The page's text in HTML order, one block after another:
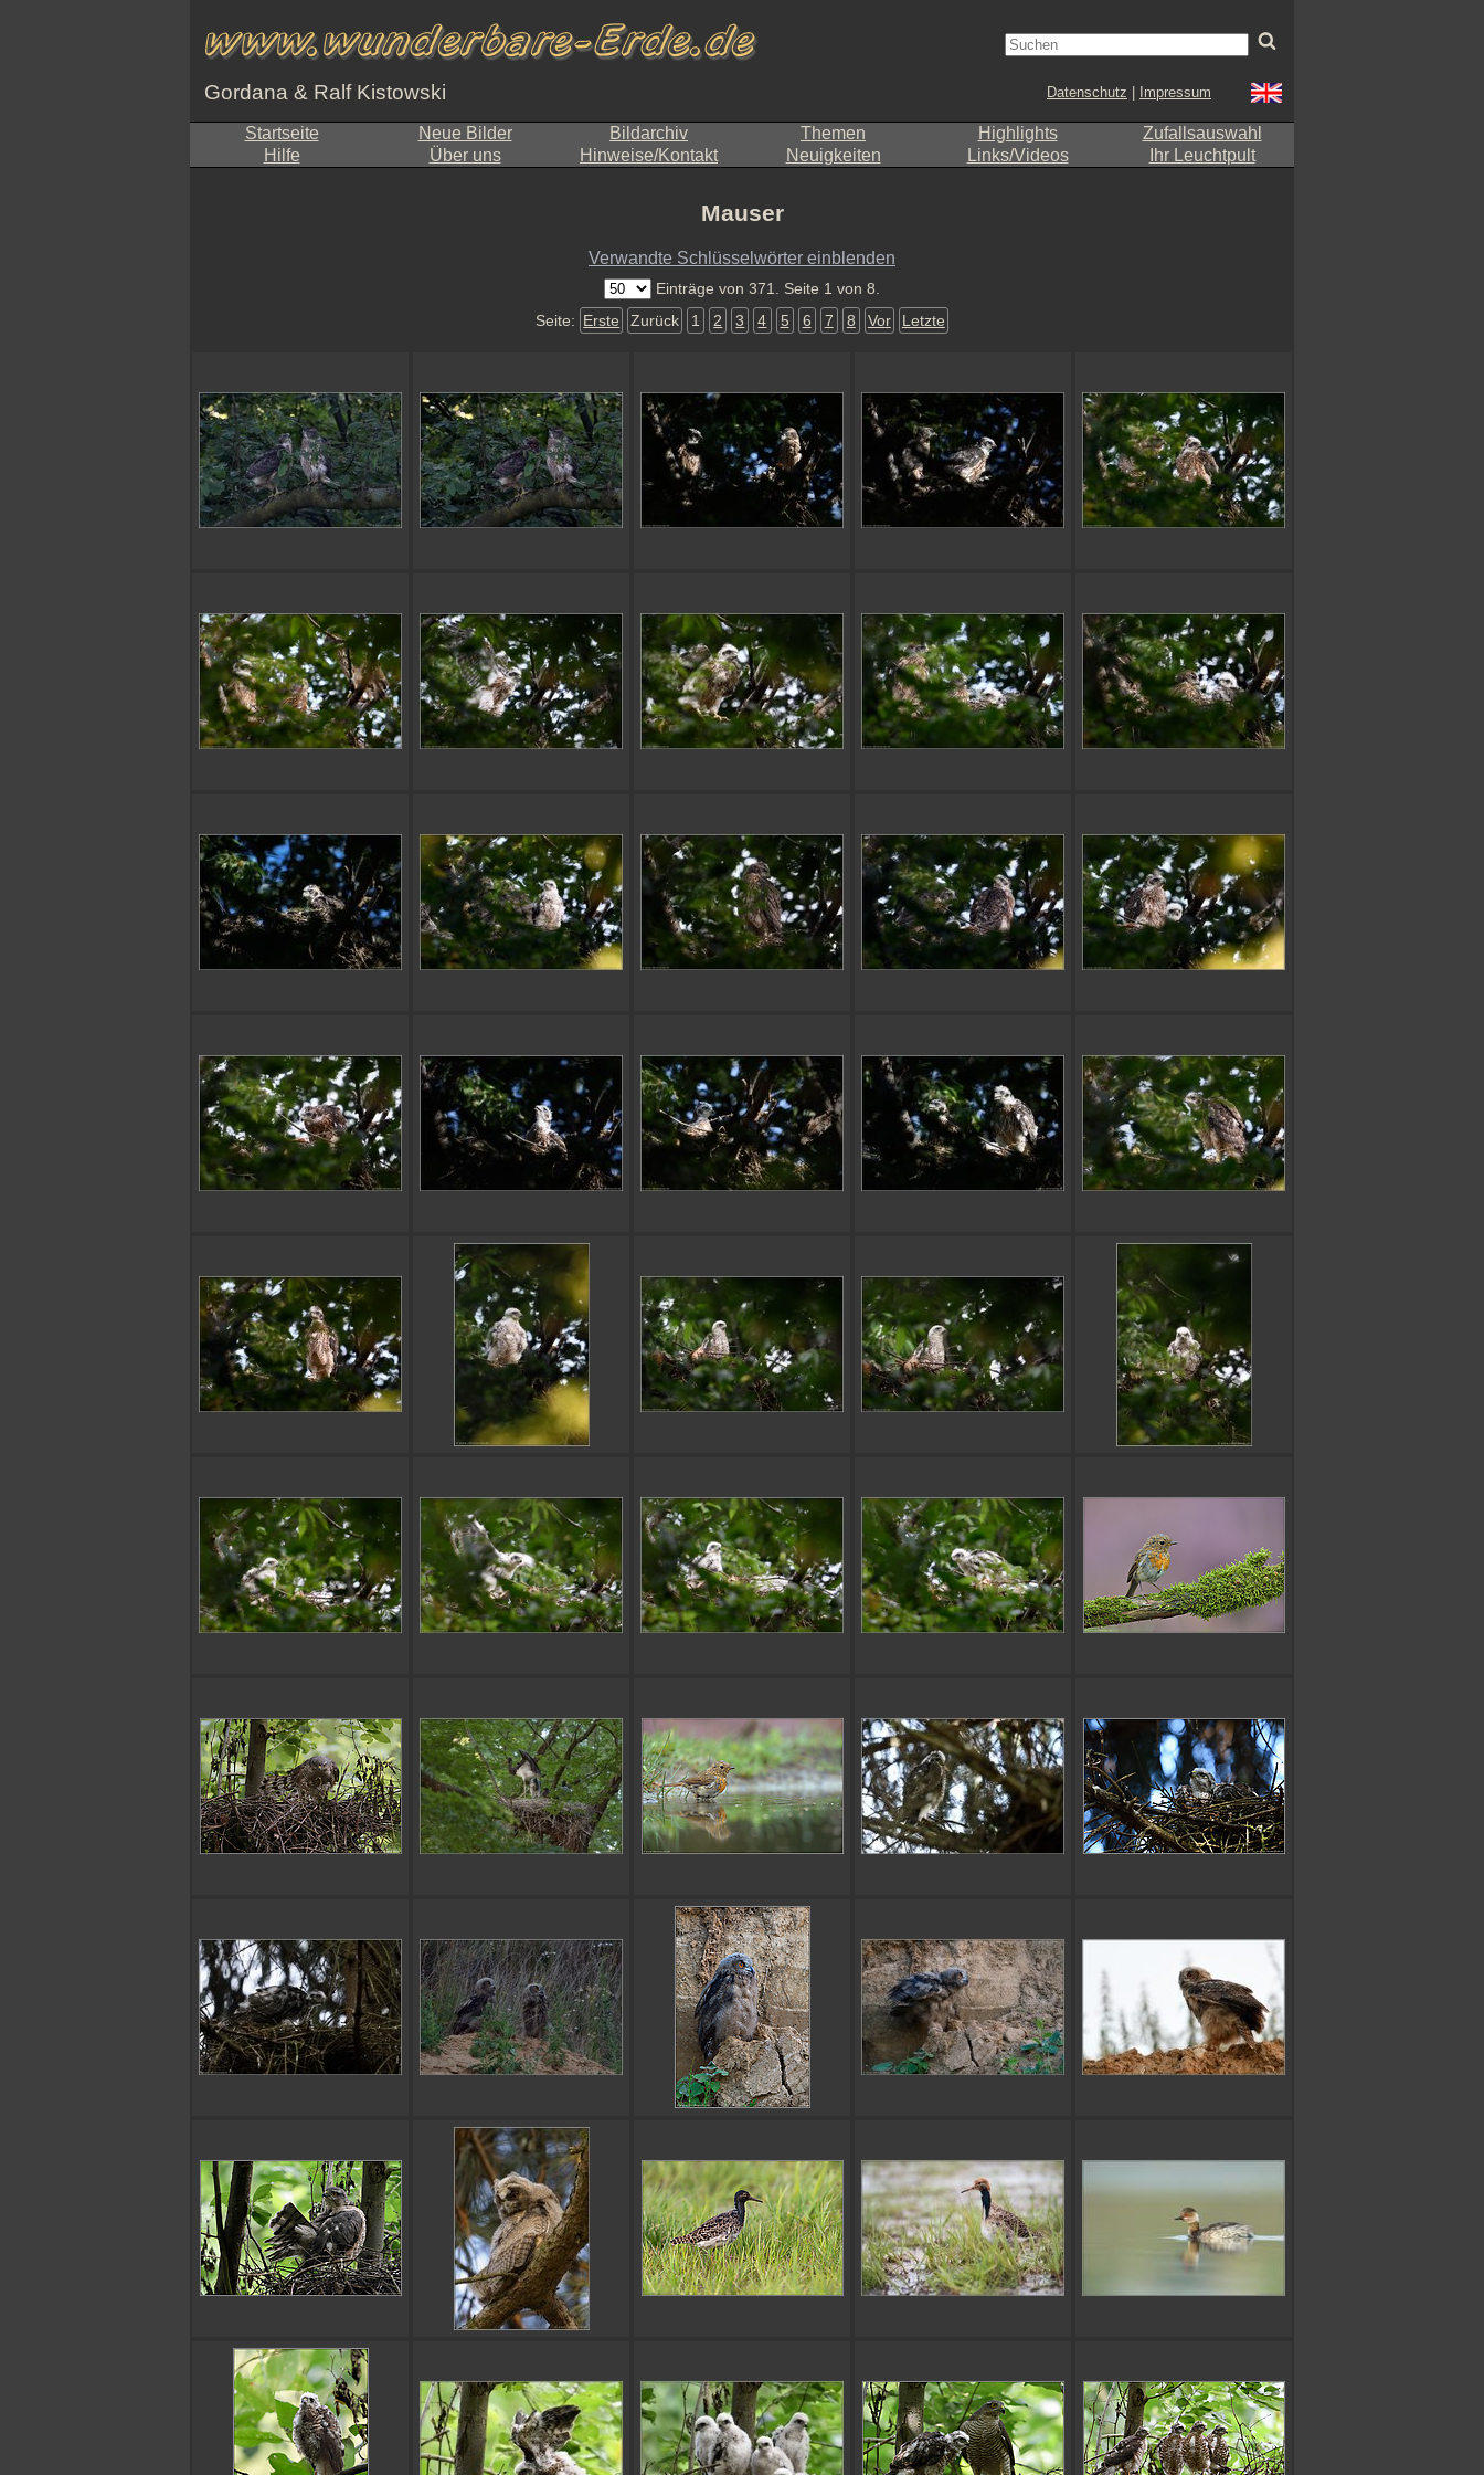
Gordana & Ralf Kistowski Datenschutz Impressum
Startseite Neue Bilder Bildarchiv Themen Highlights
Zufallsauswahl
Hilfe
Über uns Hinweise/Kontakt Neuigkeiten Links/Videos Ihr Leuchtpult
Mauser
Verwandte Schlüsselwörter einblenden
Einträge von 371. Seite 1 von 8.
Seite: Erste Zurück 1 2 3 4 5 6 7 8 Vor Letzte